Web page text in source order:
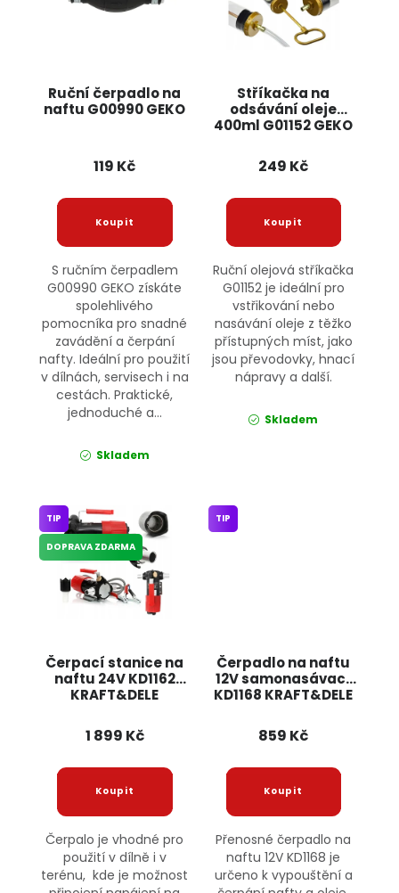
Ruční čerpadlo na
naftu G00990 GEKO
119 Kč
S ručním čerpadlem
G00990 GEKO získáte
spolehlivého
pomocníka pro snadné
zavádění a čerpání
nafty. Ideální pro použití
v dílnách, servisech i na
cestách. Praktické,
jednoduché a...
Skladem
Stříkačka na
odsávání oleje
400ml G01152 GEKO
249 Kč
Ruční olejová stříkačka
G01152 je ideální pro
vstřikování nebo
nasávání oleje z těžko
přístupných míst, jako
jsou převodovky, hnací
nápravy a další.
Skladem
Čerpací stanice na
naftu 24V KD1162
KRAFT&DELE
TIP
DOPRAVA ZDARMA
1 899 Kč
Čerpalo je vhodné pro
použití v dílně i v
terénu, kde je možnost
Čerpadlo na naftu
12V samonasávací
KD1168 KRAFT&DELE
TIP
859 Kč
Přenosné čerpadlo na
naftu 12V KD1168 je
určeno k vypouštění a